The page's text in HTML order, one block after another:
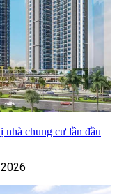
chung cư lần đầu